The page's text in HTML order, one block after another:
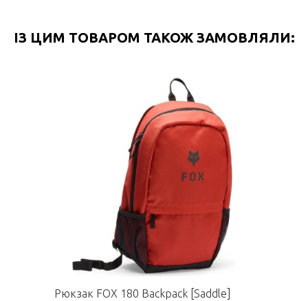
ІЗ ЦИМ ТОВАРОМ ТАКОЖ ЗАМОВЛЯЛИ:
Рюкзак FOX 180 Backpack [Saddle]